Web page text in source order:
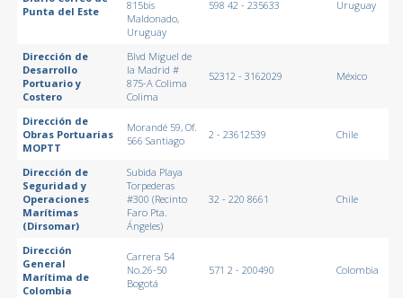
Punta del Este
815bis
Maldonado,
Uruguay
598 42 - 235633 Uruguay
Dirección de
Desarrollo
Portuario y
Costero
Blvd Miguel de
la Madrid #
875-A Colima
Colima
52312 - 3162029 México
Dirección de
Obras Portuarias
MOPTT
Morandé 59, Of.
566 Santiago
2 - 23612539 Chile
Dirección de
Seguridad y
Operaciones
Marítimas
(Dirsomar)
Subida Playa
Torpederas
#300 (Recinto
Faro Pta.
Ángeles)
32 - 220 8661 Chile
Dirección
General
Marítima de
Colombia
Carrera 54
No.26-50
Bogotá
571 2 - 200490 Colombia